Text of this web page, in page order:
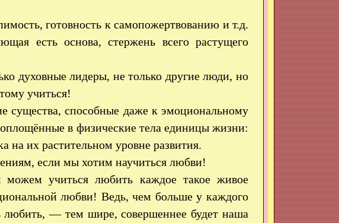
готовность к самопожертвованию и т.д.
есть основа, стержень всего растущего
духовные лидеры, не только другие люди, но
учиться!
способные даже к эмоциональному
в физические тела единицы жизни:
их растительном уровне развития.
если мы хотим научиться любви!
учиться любить каждое такое живое
любви! Ведь, чем больше у каждого
любить, — тем шире, совершеннее будет наша